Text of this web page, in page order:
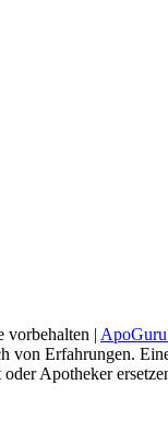
vorbehalten |
von Erfahrungen.
Apotheker